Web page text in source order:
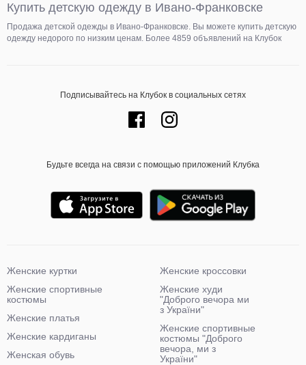
Купить детскую одежду в Ивано-Франковске
Продажа детской одежды в Ивано-Франковске. Вы можете купить детскую
одежду недорого по низким ценам. Более 4859 объявлений на Клубок
Подписывайтесь на Клубок в социальных сетях
Будьте всегда на связи с помощью приложений Клубка
Женские куртки
Женские спортивные
костюмы
Женские платья
Женские кардиганы
Женская обувь
Женские кроссовки
Женские худи
"Доброго вечора ми
з України"
Женские спортивные
костюмы "Доброго
вечора, ми з
України"